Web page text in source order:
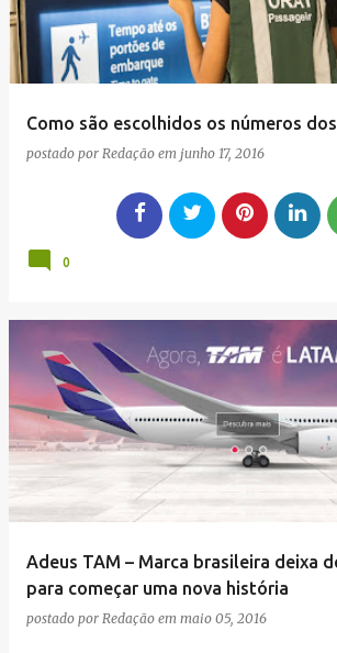
Como são escolhidos os números
postado por Redação em junho 17, 2016
0
Adeus TAM – Marca brasileira deixa
para começar uma nova história
postado por Redação em maio 05, 2016